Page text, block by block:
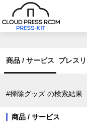
商品 / サービス プレス
#掃除グッズ の検索結果
商品 / サービス